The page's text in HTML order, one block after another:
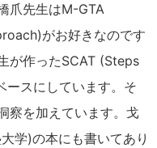
爪先生はM-GTA
がお好きなのです
が作ったSCAT (Steps
スにしています。そ
察を加えています。戈
学)の本にも書いてあり